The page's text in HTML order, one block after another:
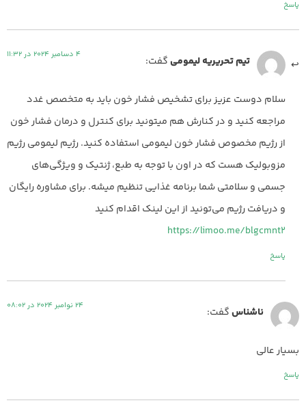
پاسخ
تیم تحریریه لیمومیگفت: 4 دسامبر 2024 در 11:32
سلام دوست عزیز برای تشخیص فشار خون باید به متخصص غدد
مراجعه کنید و در کنارش هم میتونید برای کنترل و درمان فشار خون
از رژیم مخصوص فشار خون لیمومی استفاده کنید. رژیم لیمومی رژیم
مزوبولیک هست که در اون با توجه به طبع، ژنتیک و ویژگی‌های
جسمی و سلامتی شما برنامه غذایی تنظیم میشه. برای مشاوره رایگان
و دریافت رژیم می‌تونید از این لینک اقدام کنید
https://limoo.me/blgcmnt2
پاسخ
ناشناسگفت: 24 نوامبر 2024 در 08:02
بسیار عالی
پاسخ